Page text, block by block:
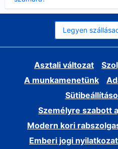
Legyen
Asztali változat
A munkamenetünk
Személyre szabott
Modern kori
Emberi jogi nyilatkozat